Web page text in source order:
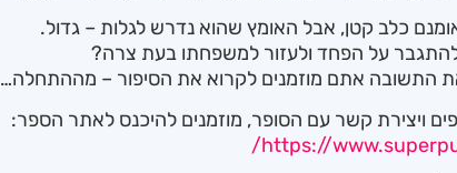
כלב קטן, אבל האומץ שהוא נדרש לגלות – גדול.
על הפחד ולעזור למשפחתו בעת צרה?
התשובה אתם מוזמנים לקרוא את הסיפור – מההתחלה…
ויצירת קשר עם הסופר, מוזמנים להיכנס לאתר הספר:
https://